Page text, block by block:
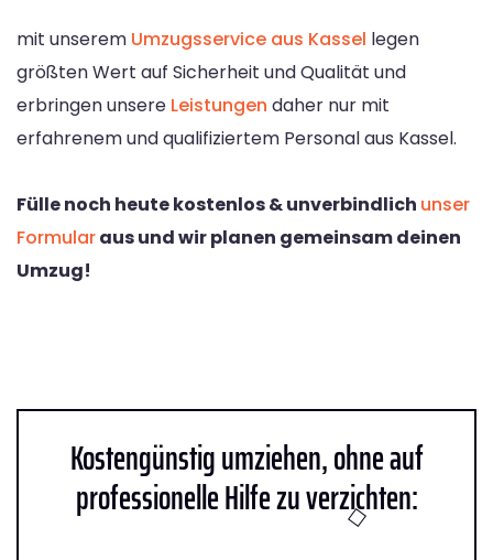
mit unserem Umzugsservice aus Kassel legen
größten Wert auf Sicherheit und Qualität und
erbringen unsere Leistungen daher nur mit
erfahrenem und qualifiziertem Personal aus Kassel.
Fülle noch heute kostenlos & unverbindlich unser
Formularaus und wir planen gemeinsam deinen
Umzug!
Kostengünstig umziehen, ohne auf
professionelle Hilfe zu verzichten: